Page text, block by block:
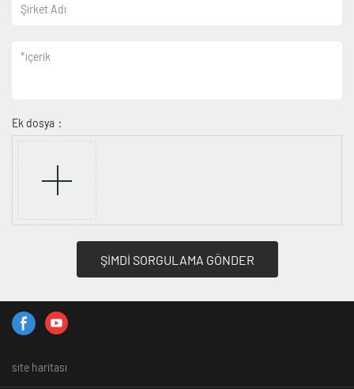
Şirket Adı
*içerik
Ek dosya：
ŞİMDİ SORGULAMA GÖNDER
site haritası